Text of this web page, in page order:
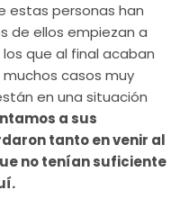
estas personas han
de ellos empiezan a
que al final acaban
casos muy
en una situación
a sus
tanto en venir al
no tenían suficiente